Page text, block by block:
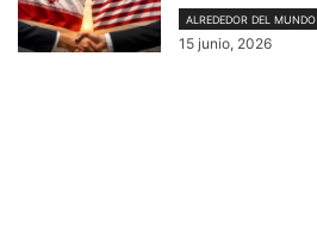
ALREDEDOR DEL MUNDO
15 junio, 2026